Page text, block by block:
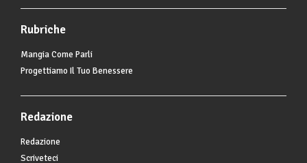
Rubriche
Mangia Come Parli
Progettiamo Il Tuo Benessere
Redazione
Redazione
Scriveteci